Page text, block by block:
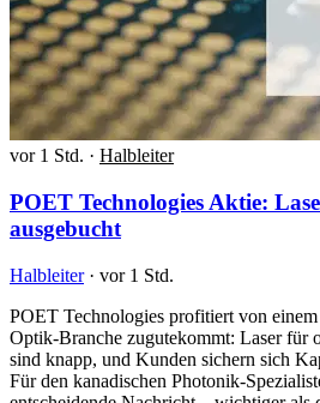
vor 1 Std. · Halbleiter
POET Technologies Aktie:
ausgebucht
Halbleiter · vor 1 Std.
POET Technologies profitiert von einem
Optik-Branche zugutekommt: Laser für
sind knapp, und Kunden sichern sich
Für den kanadischen Photonik-